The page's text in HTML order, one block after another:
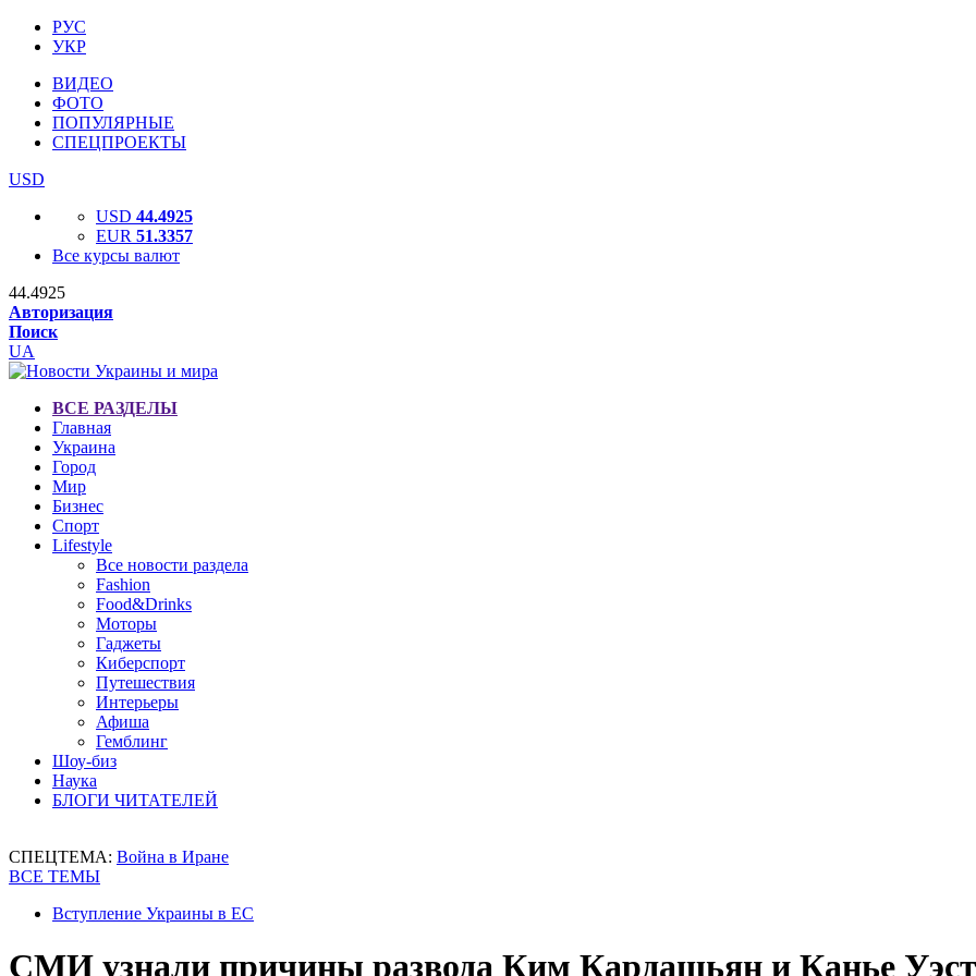
РУС
УКР
ВИДЕО
ФОТО
ПОПУЛЯРНЫЕ
СПЕЦПРОЕКТЫ
USD
USD 44.4925
EUR 51.3357
Все курсы валют
44.4925
Авторизация
Поиск
UA
ВСЕ РАЗДЕЛЫ
Главная
Украина
Город
Мир
Бизнес
Спорт
Lifestyle
Все новости раздела
Fashion
Food&Drinks
Моторы
Гаджеты
Киберспорт
Путешествия
Интерьеры
Афиша
Гемблинг
Шоу-биз
Наука
БЛОГИ ЧИТАТЕЛЕЙ
СПЕЦТЕМА: Война в Иране
ВСЕ ТЕМЫ
Вступление Украины в ЕС
СМИ узнали причины развода Ким Кардашьян и Канье